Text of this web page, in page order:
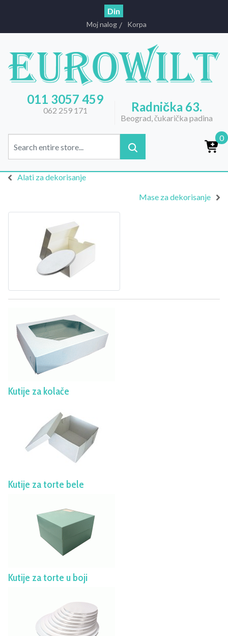
Din
Moj nalog Korpa
011 3057 459
062 259 171 Radnička 63.
Beograd, čukarička padina
0
Alati za dekorisanje
Mase za dekorisanje
Kutije za kolače
Kutije za torte bele
Kutije za torte u boji